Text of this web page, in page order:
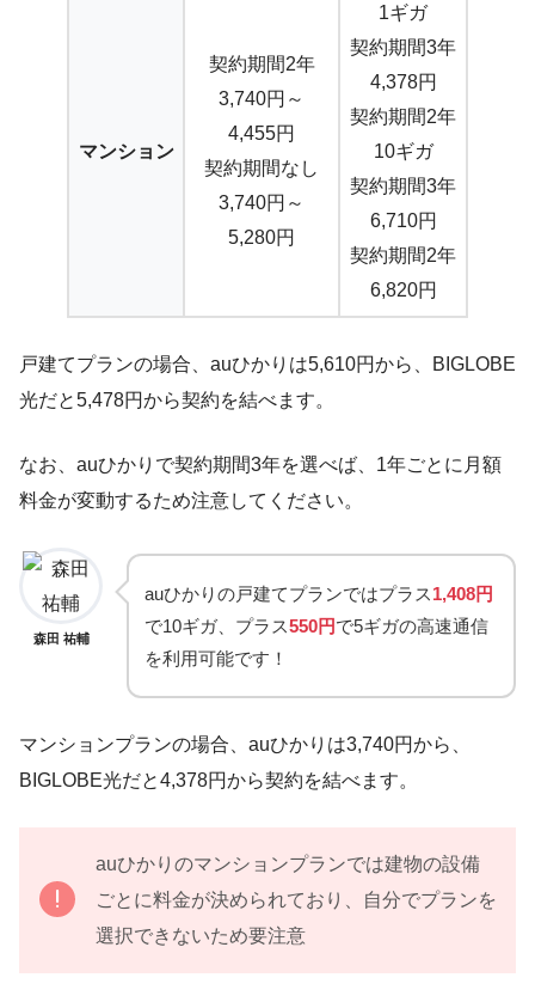
マンション
契約期間2年
3,740円～
4,455円
契約期間なし
3,740円～
5,280円
1ギガ
契約期間3年
4,378円
契約期間2年
10ギガ
契約期間3年
6,710円
契約期間2年
6,820円
戸建てプランの場合、auひかりは5,610円から、BIGLOBE
光だと5,478円から契約を結べます。
なお、auひかりで契約期間3年を選べば、1年ごとに月額
料金が変動するため注意してください。
森田 祐輔
auひかりの戸建てプランではプラス1,408円
で10ギガ、プラス550円で5ギガの高速通信
を利用可能です！
マンションプランの場合、auひかりは3,740円から、
BIGLOBE光だと4,378円から契約を結べます。
auひかりのマンションプランでは建物の設備
ごとに料金が決められており、自分でプランを
選択できないため要注意